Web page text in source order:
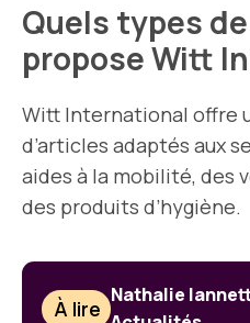
Quels types
propose Witt
Witt International offre
d’articles adaptés aux
aides à la mobilité, des
des produits d’hygiène.
À lire
Nathalie